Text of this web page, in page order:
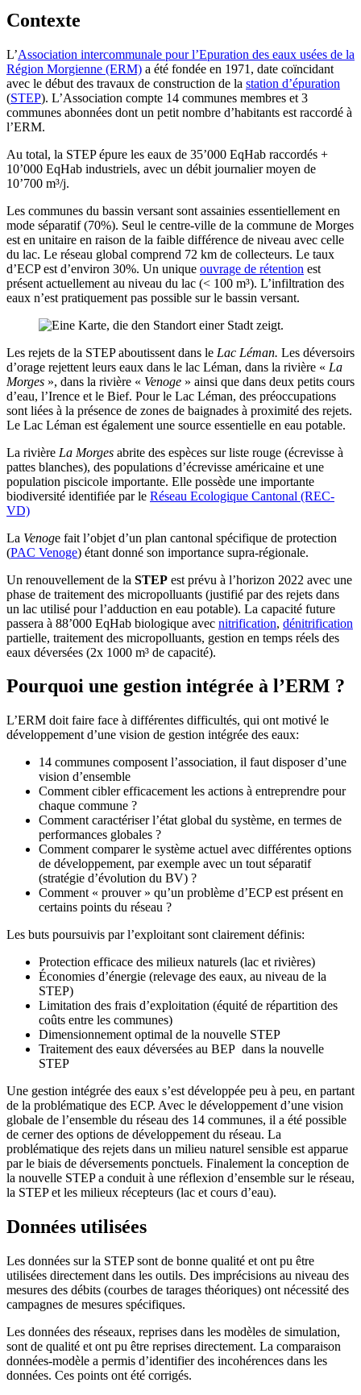
Contexte
L’Association intercommunale pour l’Epuration des eaux usées de la
Région Morgienne (ERM) a été fondée en 1971, date coïncidant
avec le début des travaux de construction de la station d’épuration
(STEP). L’Association compte 14 communes membres et 3
communes abonnées dont un petit nombre d’habitants est raccordé à
l’ERM.
Au total, la STEP épure les eaux de 35’000 EqHab raccordés +
10’000 EqHab industriels, avec un débit journalier moyen de
10’700 m³/j.
Les communes du bassin versant sont assainies essentiellement en
mode séparatif (70%). Seul le centre-ville de la commune de Morges
est en unitaire en raison de la faible différence de niveau avec celle
du lac. Le réseau global comprend 72 km de collecteurs. Le taux
d’ECP est d’environ 30%. Un unique ouvrage de rétention est
présent actuellement au niveau du lac (< 100 m³). L’infiltration des
eaux n’est pratiquement pas possible sur le bassin versant.
Les rejets de la STEP aboutissent dans le Lac Léman. Les déversoirs
d’orage rejettent leurs eaux dans le lac Léman, dans la rivière « La
Morges », dans la rivière « Venoge » ainsi que dans deux petits cours
d’eau, l’Irence et le Bief. Pour le Lac Léman, des préoccupations
sont liées à la présence de zones de baignades à proximité des rejets.
Le Lac Léman est également une source essentielle en eau potable.
La rivière La Morges abrite des espèces sur liste rouge (écrevisse à
pattes blanches), des populations d’écrevisse américaine et une
population piscicole importante. Elle possède une importante
biodiversité identifiée par le Réseau Ecologique Cantonal (REC-
VD)
La Venoge fait l’objet d’un plan cantonal spécifique de protection
(PAC Venoge) étant donné son importance supra-régionale.
Un renouvellement de la STEP est prévu à l’horizon 2022 avec une
phase de traitement des micropolluants (justifié par des rejets dans
un lac utilisé pour l’adduction en eau potable). La capacité future
passera à 88’000 EqHab biologique avec nitrification, dénitrification
partielle, traitement des micropolluants, gestion en temps réels des
eaux déversées (2x 1000 m³ de capacité).
Pourquoi une gestion intégrée à l’ERM ?
L’ERM doit faire face à différentes difficultés, qui ont motivé le
développement d’une vision de gestion intégrée des eaux:
14 communes composent l’association, il faut disposer d’une
vision d’ensemble
Comment cibler efficacement les actions à entreprendre pour
chaque commune ?
Comment caractériser l’état global du système, en termes de
performances globales ?
Comment comparer le système actuel avec différentes options
de développement, par exemple avec un tout séparatif
(stratégie d’évolution du BV) ?
Comment « prouver » qu’un problème d’ECP est présent en
certains points du réseau ?
Les buts poursuivis par l’exploitant sont clairement définis:
Protection efficace des milieux naturels (lac et rivières)
Économies d’énergie (relevage des eaux, au niveau de la
STEP)
Limitation des frais d’exploitation (équité de répartition des
coûts entre les communes)
Dimensionnement optimal de la nouvelle STEP
Traitement des eaux déversées au BEP dans la nouvelle
STEP
Une gestion intégrée des eaux s’est développée peu à peu, en partant
de la problématique des ECP. Avec le développement d’une vision
globale de l’ensemble du réseau des 14 communes, il a été possible
de cerner des options de développement du réseau. La
problématique des rejets dans un milieu naturel sensible est apparue
par le biais de déversements ponctuels. Finalement la conception de
la nouvelle STEP a conduit à une réflexion d’ensemble sur le réseau,
la STEP et les milieux récepteurs (lac et cours d’eau).
Données utilisées
Les données sur la STEP sont de bonne qualité et ont pu être
utilisées directement dans les outils. Des imprécisions au niveau des
mesures des débits (courbes de tarages théoriques) ont nécessité des
campagnes de mesures spécifiques.
Les données des réseaux, reprises dans les modèles de simulation,
sont de qualité et ont pu être reprises directement. La comparaison
données-modèle a permis d’identifier des incohérences dans les
données. Ces points ont été corrigés.